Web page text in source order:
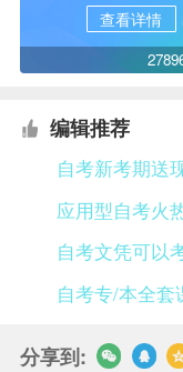
查看详情
编辑推荐
自考新考期送
应用型自考火
自考文凭可以
自考专/本全
分享到: